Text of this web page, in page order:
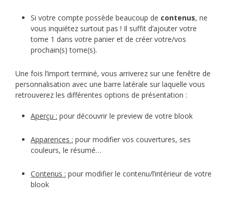
Si votre compte possède beaucoup de contenus, ne
vous inquiétez surtout pas ! Il suffit d’ajouter votre
tome 1 dans votre panier et de créer votre/vos
prochain(s) tome(s).
Une fois l’import terminé, vous arriverez sur une fenêtre de
personnalisation avec une barre latérale sur laquelle vous
retrouverez les différentes options de présentation :
Aperçu : pour découvrir le preview de votre blook
Apparences : pour modifier vos couvertures, ses
couleurs, le résumé…
Contenus : pour modifier le contenu/l’intérieur de votre
blook